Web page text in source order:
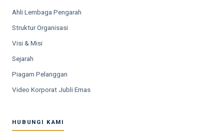
Ahli Lembaga Pengarah
Struktur Organisasi
Visi & Misi
Sejarah
Piagam Pelanggan
Video Korporat Jubli Emas
HUBUNGI KAMI